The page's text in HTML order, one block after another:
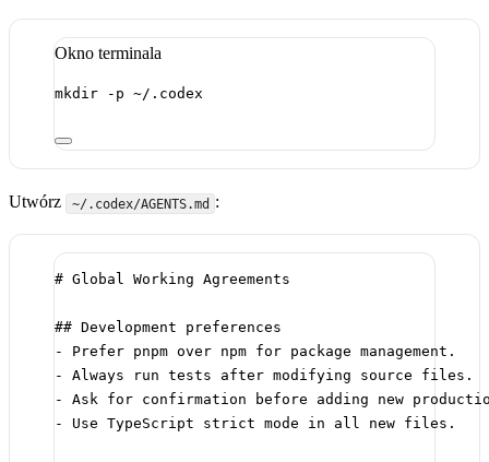
Okno terminala
mkdir -p ~/.codex
Utwórz ~/.codex/AGENTS.md :
# Global Working Agreements
## Development preferences
-
Prefer pnpm over npm for package management.
-
Always run tests after modifying source files.
-
Ask for confirmation before adding new
-
Use TypeScript strict mode in all new files.